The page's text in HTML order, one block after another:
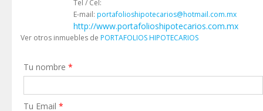
Tel / Cel:
E-mail: portafolioshipotecarios@hotmail.com.mx
http://www.portafolioshipotecarios.com.mx
Ver otros inmuebles de PORTAFOLIOS HIPOTECARIOS
Tu nombre *
Tu Email *